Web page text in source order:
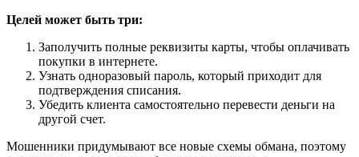
Целей может быть три:
Заполучить полные реквизиты карты, чтобы оплачивать
покупки в интернете.
Узнать одноразовый пароль, который приходит для
подтверждения списания.
Убедить клиента самостоятельно перевести деньги на
другой счет.
Мошенники придумывают все новые схемы обмана, поэтому